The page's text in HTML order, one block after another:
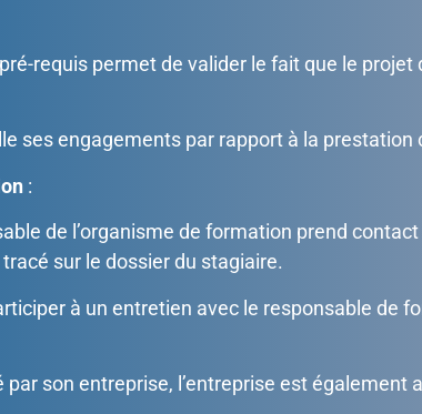
requis permet de valider le fait que le
ses engagements par rapport à la prestation
:
de l’organisme de formation prend
sur le dossier du stagiaire.
à un entretien avec le responsable de
par son entreprise, l’entreprise est